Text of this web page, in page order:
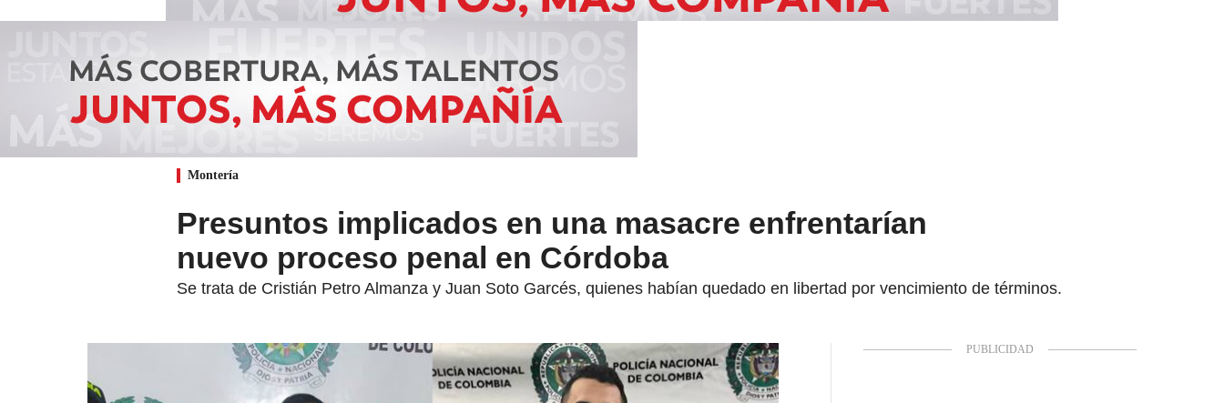
Montería
Presuntos implicados en una masacre enfrentarían
nuevo proceso penal en Córdoba
Se trata de Cristián Petro Almanza y Juan Soto Garcés, quienes habían quedado en libertad por vencimiento de términos.